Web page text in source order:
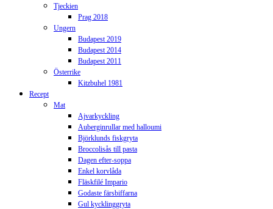
Tjeckien
Prag 2018
Ungern
Budapest 2019
Budapest 2014
Budapest 2011
Österrike
Kitzbuhel 1981
Recept
Mat
Ajvarkyckling
Auberginrullar med halloumi
Björklunds fiskgryta
Broccolisås till pasta
Dagen efter-soppa
Enkel korvlåda
Fläskfilé Impario
Godaste färsbiffarna
Gul kycklinggryta